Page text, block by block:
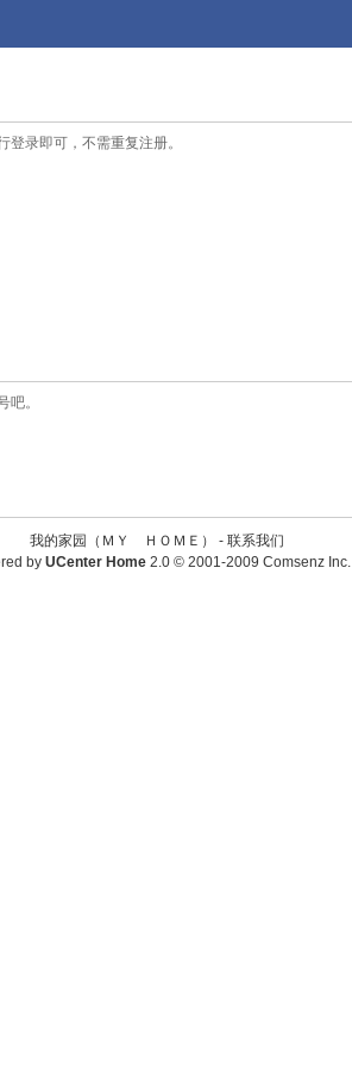
录即可，不需重复注册。
吧。
我的家园（ＭＹ ＨＯＭＥ） - 联系我们
by UCenter Home 2.0© 2001-2009 Comsenz Inc.